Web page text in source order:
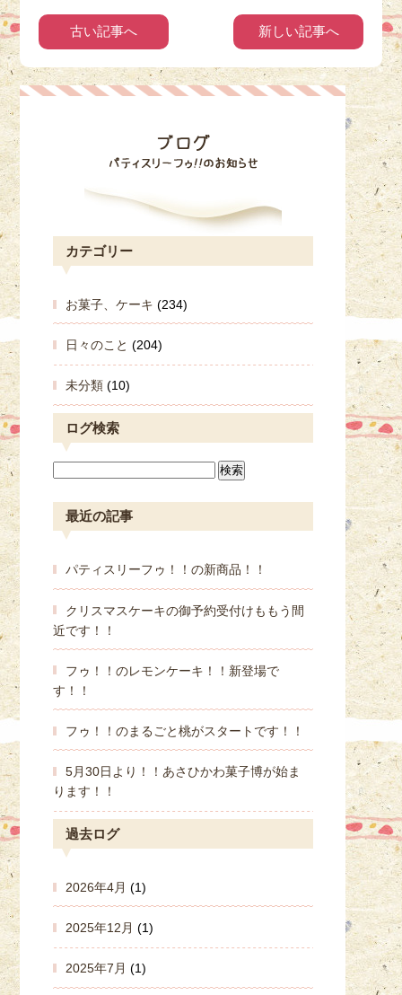
古い記事へ 新しい記事へ
カテゴリー
お菓子、ケーキ (234)
日々のこと (204)
未分類 (10)
ログ検索
最近の記事
パティスリーフゥ！！の新商品！！
クリスマスケーキの御予約受付けももう間
近です！！
フゥ！！のレモンケーキ！！新登場で
す！！
フゥ！！のまるごと桃がスタートです！！
5月30日より！！あさひかわ菓子博が始ま
ります！！
過去ログ
2026年4月 (1)
2025年12月 (1)
2025年7月 (1)